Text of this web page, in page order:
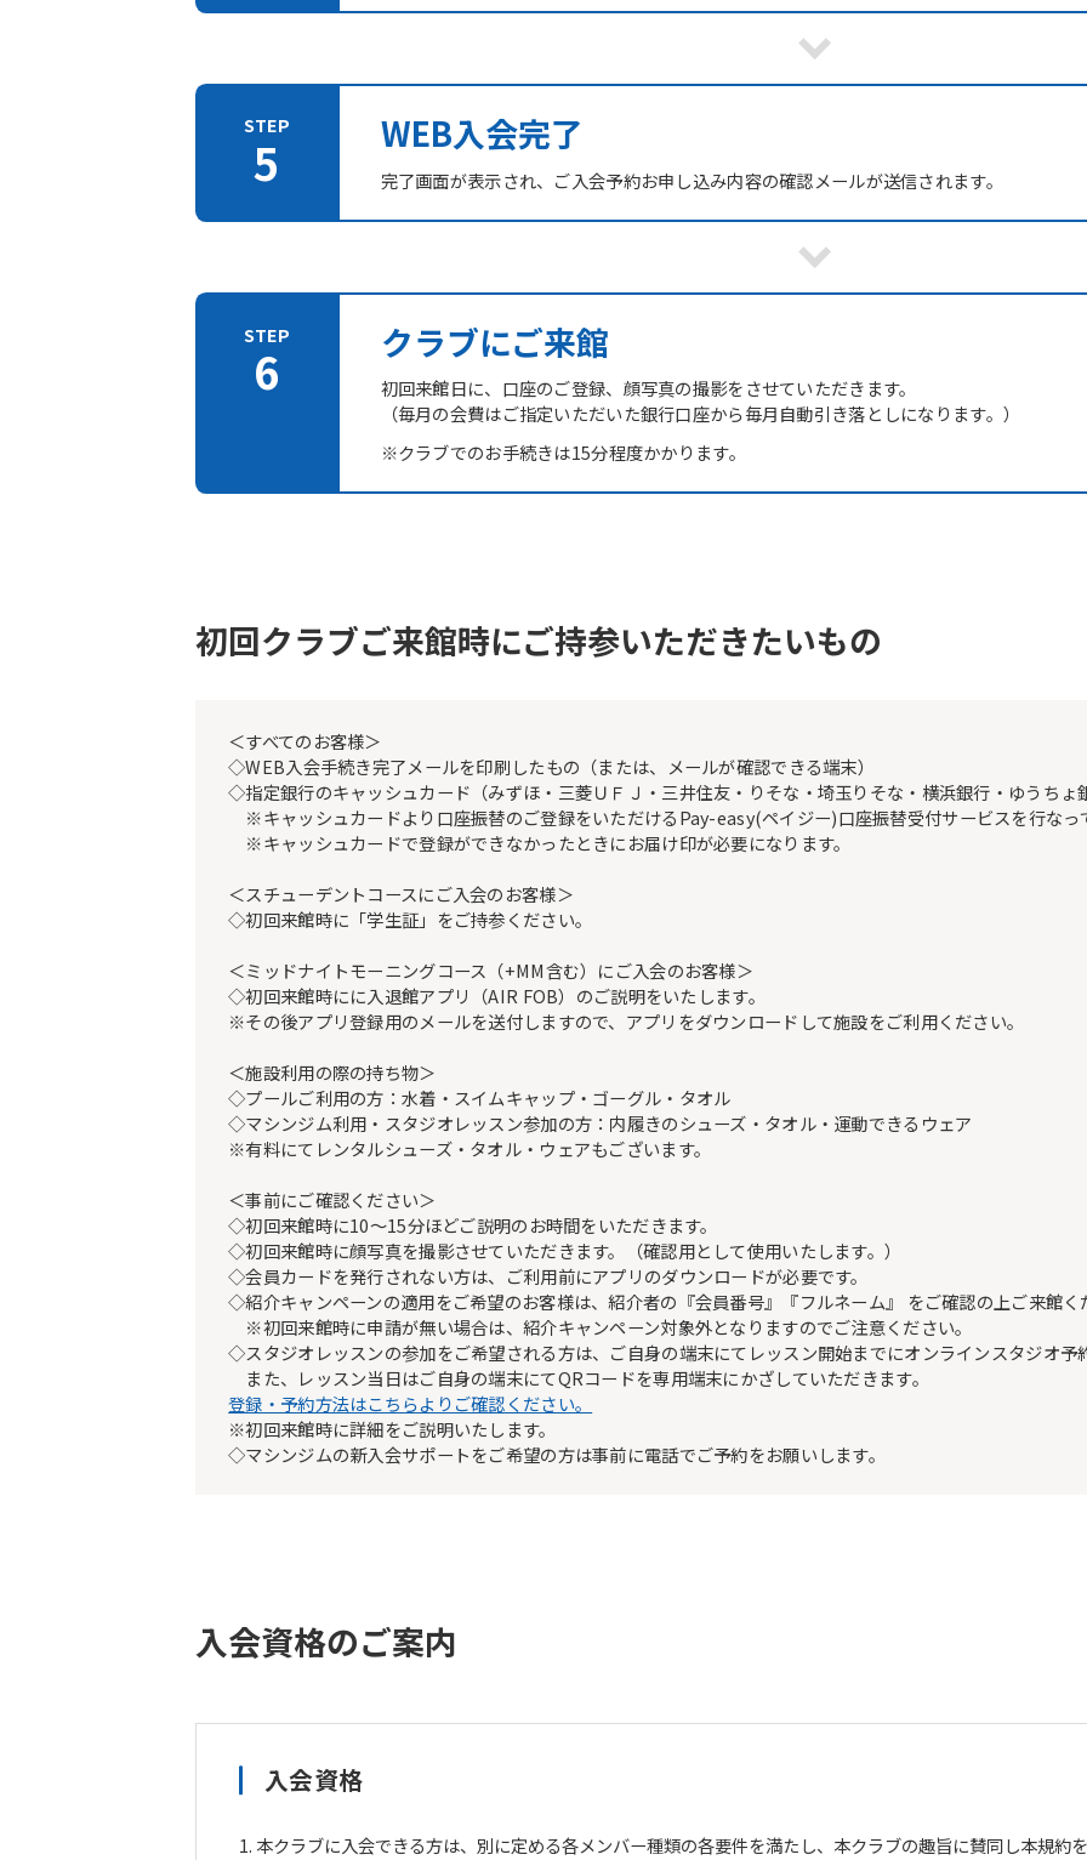
WEB入会完了
完了画面が表示され、ご入会予約お申し込み内容の確認メールが送信されます。
クラブにご来館
初回来館日に、口座のご登録、顔写真の撮影をさせていただきます。
（毎月の会費はご指定いただいた銀行口座から毎月自動引き落としになります。）
※クラブでのお手続きは15分程度かかります。
初回クラブご来館時にご持参いただきたいもの
＜すべてのお客様＞
◇WEB入会手続き完了メールを印刷したもの（または、メールが確認できる端末）
◇指定銀行のキャッシュカード（みずほ・三菱ＵＦＪ・三井住友・りそな・埼玉りそな・横浜銀行・ゆうちょ
※キャッシュカードより口座振替のご登録をいただけるPay-easy(ペイジー)口座振替受付サービスを行なっ
※キャッシュカードで登録ができなかったときにお届け印が必要になります。
＜スチューデントコースにご入会のお客様＞
◇初回来館時に「学生証」をご持参ください。
＜ミッドナイトモーニングコース（+MM含む）にご入会のお客様＞
◇初回来館時にに入退館アプリ（AIR FOB）のご説明をいたします。
※その後アプリ登録用のメールを送付しますので、アプリをダウンロードして施設をご利用ください。
＜施設利用の際の持ち物＞
◇プールご利用の方：水着・スイムキャップ・ゴーグル・タオル
◇マシンジム利用・スタジオレッスン参加の方：内履きのシューズ・タオル・運動できるウェア
※有料にてレンタルシューズ・タオル・ウェアもございます。
＜事前にご確認ください＞
◇初回来館時に10～15分ほどご説明のお時間をいただきます。
◇初回来館時に顔写真を撮影させていただきます。（確認用として使用いたします。）
◇会員カードを発行されない方は、ご利用前にアプリのダウンロードが必要です。
◇紹介キャンペーンの適用をご希望のお客様は、紹介者の『会員番号』『フルネーム』 をご確認の上ご来館く
※初回来館時に申請が無い場合は、紹介キャンペーン対象外となりますのでご注意ください。
◇スタジオレッスンの参加をご希望される方は、ご自身の端末にてレッスン開始までにオンラインスタジオ予
また、レッスン当日はご自身の端末にてQRコードを専用端末にかざしていただきます。
登録・予約方法はこちらよりご確認ください。
※初回来館時に詳細をご説明いたします。
◇マシンジムの新入会サポートをご希望の方は事前に電話でご予約をお願いします。
入会資格のご案内
入会資格
本クラブに入会できる方は、別に定める各メンバー種類の各要件を満たし、本クラブの趣旨に賛同し本規約
For foreigners
automatic translation) to return to
translation service, the Japanese
original content. We ask that you
fully understand this before using